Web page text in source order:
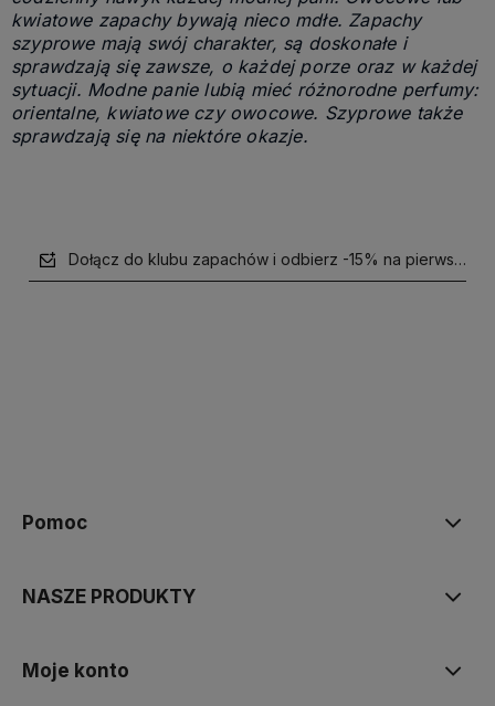
kwiatowe zapachy bywają nieco mdłe. Zapachy
szyprowe mają swój charakter, są doskonałe i
sprawdzają się zawsze, o każdej porze oraz w każdej
sytuacji. Modne panie lubią mieć różnorodne perfumy:
orientalne, kwiatowe czy owocowe. Szyprowe także
sprawdzają się na niektóre okazje.
Dołącz do klubu zapachów i odbierz -15% na pierwsze
Pomoc
NASZE PRODUKTY
Moje konto